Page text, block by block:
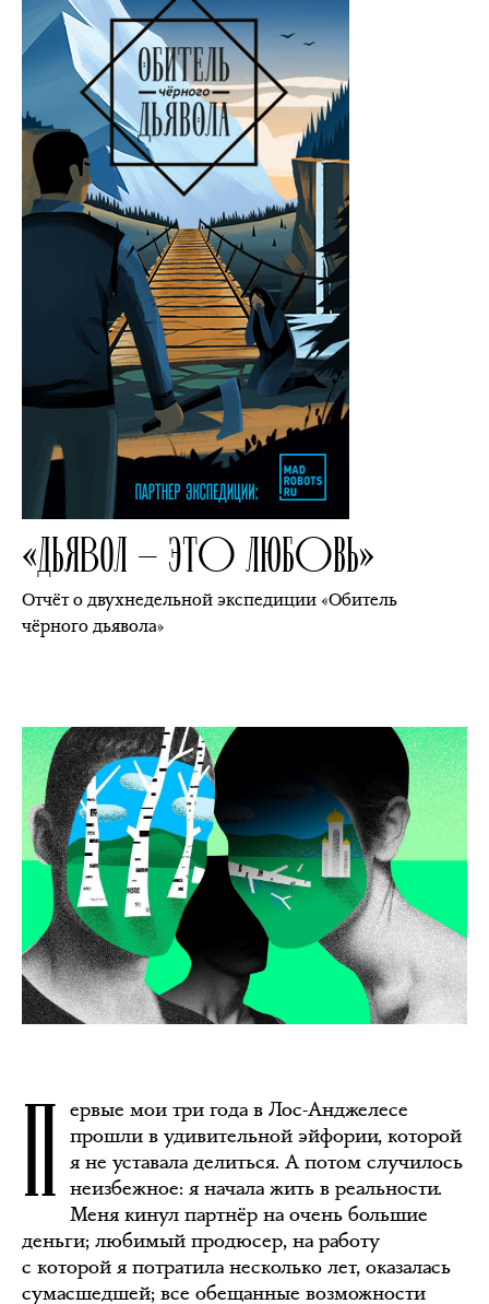
«ДЬЯВОЛ — ЭТО ЛЮБОВЬ»
Отчёт о двухнедельной экспедиции «Обитель
чёрного дьявола»
П ервые мои три года в Лос-Анджелесе
прошли в удивительной эйфории, которой
я не уставала делиться. А потом случилось
неизбежное: я начала жить в реальности.
Меня кинул партнёр на очень большие
деньги; любимый продюсер, на работу
с которой я потратила несколько лет, оказалась
сумасшедшей; все обещанные возможности